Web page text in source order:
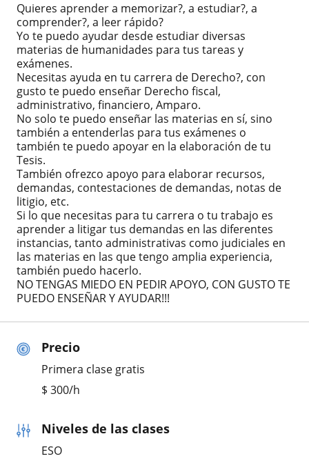
Precio
Primera clase gratis
$ 300/h
Niveles de las clases
ESO
Quieres aprender a memorizar?, a estudiar?, a
comprender?, a leer rápido?
Yo te puedo ayudar desde estudiar diversas
materias de humanidades para tus tareas y
exámenes.
Necesitas ayuda en tu carrera de Derecho?, con
gusto te puedo enseñar Derecho fiscal,
administrativo, financiero, Amparo.
No solo te puedo enseñar las materias en sí, sino
también a entenderlas para tus exámenes o
también te puedo apoyar en la elaboración de tu
Tesis.
También ofrezco apoyo para elaborar recursos,
demandas, contestaciones de demandas, notas de
litigio, etc.
Si lo que necesitas para tu carrera o tu trabajo es
aprender a litigar tus demandas en las diferentes
instancias, tanto administrativas como judiciales en
las materias en las que tengo amplia experiencia,
también puedo hacerlo.
NO TENGAS MIEDO EN PEDIR APOYO, CON GUSTO TE
PUEDO ENSEÑAR Y AYUDAR!!!